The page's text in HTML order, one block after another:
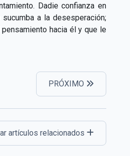
Dadie confianza en
a la desesperación;
hacia él y que le
PRÓXIMO
artículos relacionados